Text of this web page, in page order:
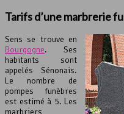
Tarifs d’une marbrerie
Sens se trouve en
Bourgogne. Ses
habitants sont
appelés Sénonais.
Le nombre de
pompes funèbres
est estimé à 5. Les